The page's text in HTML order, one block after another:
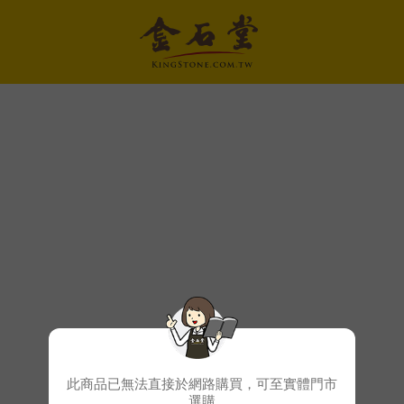
此商品已無法直接於網路購買，可至實體門市
選購